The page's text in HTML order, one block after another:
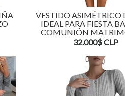
VESTIDO ASIMÉTRICO
IDEAL PARA FIESTA
COMUNIÓN
32.000$ CLP